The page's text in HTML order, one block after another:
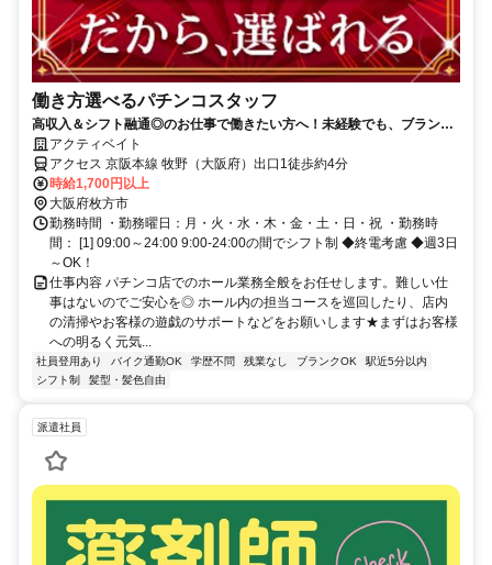
働き方選べるパチンコスタッフ
高収入＆シフト融通◎のお仕事で働きたい方へ！未経験でも、ブランク
ありでも大歓迎♪
アクティベイト
アクセス 京阪本線 牧野（大阪府）出口1徒歩約4分
時給1,700円以上
大阪府枚方市
勤務時間 ・勤務曜日：月・火・水・木・金・土・日・祝 ・勤務時
間： [1] 09:00～24:00 9:00-24:00の間でシフト制 ◆終電考慮 ◆週3日
～OK！
仕事内容 パチンコ店でのホール業務全般をお任せします。難しい仕
事はないのでご安心を◎ ホール内の担当コースを巡回したり、店内
の清掃やお客様の遊戯のサポートなどをお願いします★まずはお客様
への明るく元気...
社員登用あり バイク通勤OK 学歴不問 残業なし ブランクOK
駅近5分以内
シフト制
髪型・髪色自由
派遣社員